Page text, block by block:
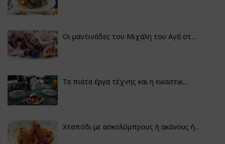
Οι μαντινάδες του Μιχάλη του Αγά στ...
Τα πιάτα έργα τέχνης και η εικαστικ...
Χταπόδι με ασκολύμπρους ή ακάνους ή...